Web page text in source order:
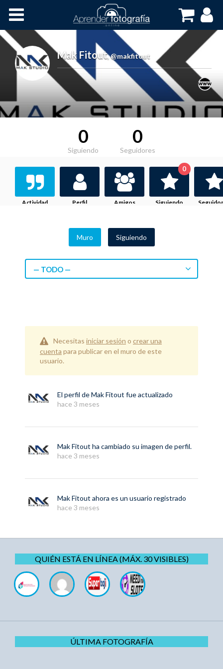
Cursos OnLine
Mak Fitout,@makfitout
0
Siguiendo
0
Seguidores
Actividad Perfil Amigos Siguiendo
0
Muro Siguiendo
— TODO —
Necesitas iniciar sesión o crear una
cuenta para publicar en el muro de este
usuario.
El perfil deMak Fitout fue actualizado
hace 3 meses
Mak Fitout ha cambiado su imagen de perfil.
hace 3 meses
Mak Fitout ahora es un usuario registrado
hace 3 meses
QUIÉN ESTÁ EN LÍNEA (MÁX. 30 VISIBLES)
ÚLTIMA FOTOGRAFÍA